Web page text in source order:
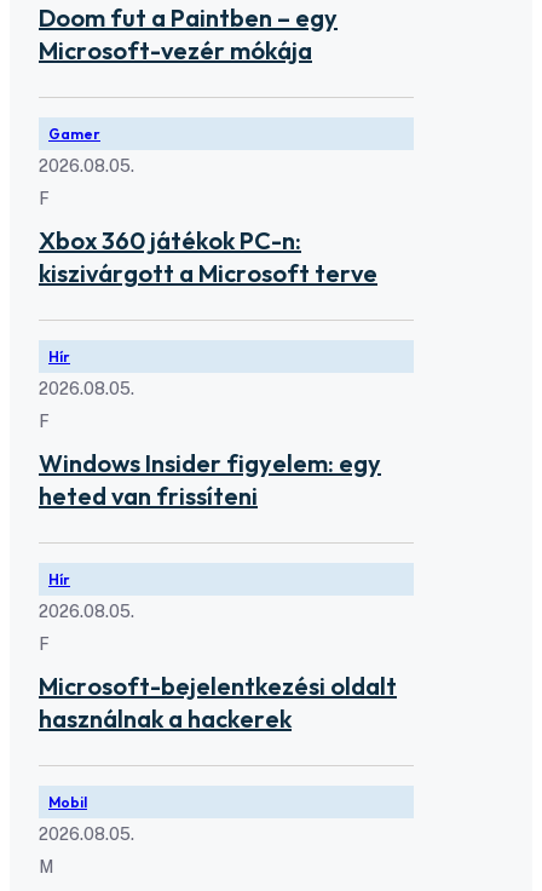
Doom fut a Paintben – egy
Microsoft-vezér mókája
Gamer
2026.08.05.
F
Xbox 360 játékok PC-n:
kiszivárgott a Microsoft terve
Hír
2026.08.05.
F
Windows Insider figyelem: egy
heted van frissíteni
Hír
2026.08.05.
F
Microsoft-bejelentkezési oldalt
használnak a hackerek
Mobil
2026.08.05.
M